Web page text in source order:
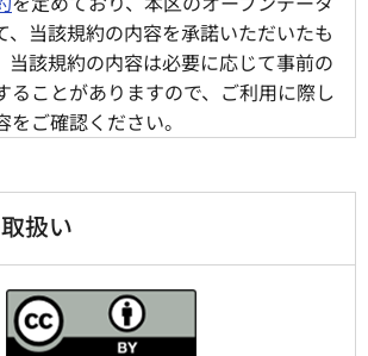
、当該規約の内容を承諾いただいたも
当該規約の内容は必要に応じて事前の
ることがありますので、ご利用に際し
ご確認ください。
扱い